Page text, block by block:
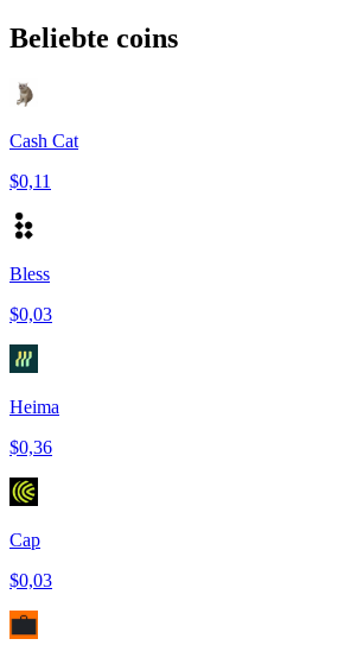
Beliebte coins
Cash Cat
$0,11
Bless
$0,03
Heima
$0,36
Cap
$0,03